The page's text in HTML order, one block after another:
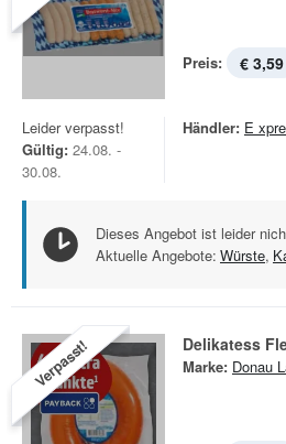
Preis: € 3,59
Leider verpasst!
Gültig: 24.08. -
30.08.
Händler: E
Dieses Angebot ist leider
Aktuelle Angebote: Würste,
Verpasst! Delikatess
Marke: Donau